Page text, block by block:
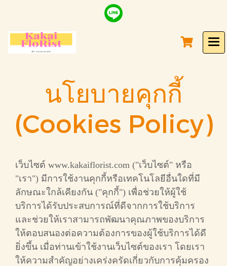
นโยบายคุกกี้
(Cookies Policy)
เว็บไซต์ www.kakaiflorist.com ("เว็บไซต์" หรือ
"เรา") มีการใช้งานคุกกี้หรือเทคโนโลยีอื่นใดที่มี
ลักษณะใกล้เคียงกัน ("คุกกี้") เพื่อช่วยให้ผู้ใช้
บริการได้รับประสบการณ์ที่ดีจากการใช้บริการ
และช่วยให้เราสามารถพัฒนาคุณภาพของบริการ
ให้ตอบสนองต่อความต้องการของผู้ใช้บริการได้ดี
ยิ่งขึ้น เมื่อท่านเข้าใช้งานเว็บไซต์ของเรา โดยเรา
ให้ความสำคัญอย่างเคร่งครัดเกี่ยวกับการคุ้มครอง